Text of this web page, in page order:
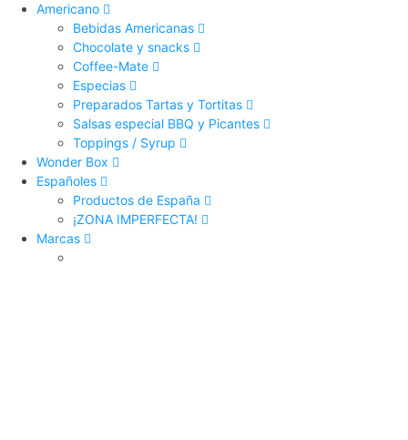
Americano
Bebidas Americanas
Chocolate y snacks
Coffee-Mate
Especias
Preparados Tartas y Tortitas
Salsas especial BBQ y Picantes
Toppings / Syrup
Wonder Box
Españoles
Productos de España
¡ZONA IMPERFECTA!
Marcas